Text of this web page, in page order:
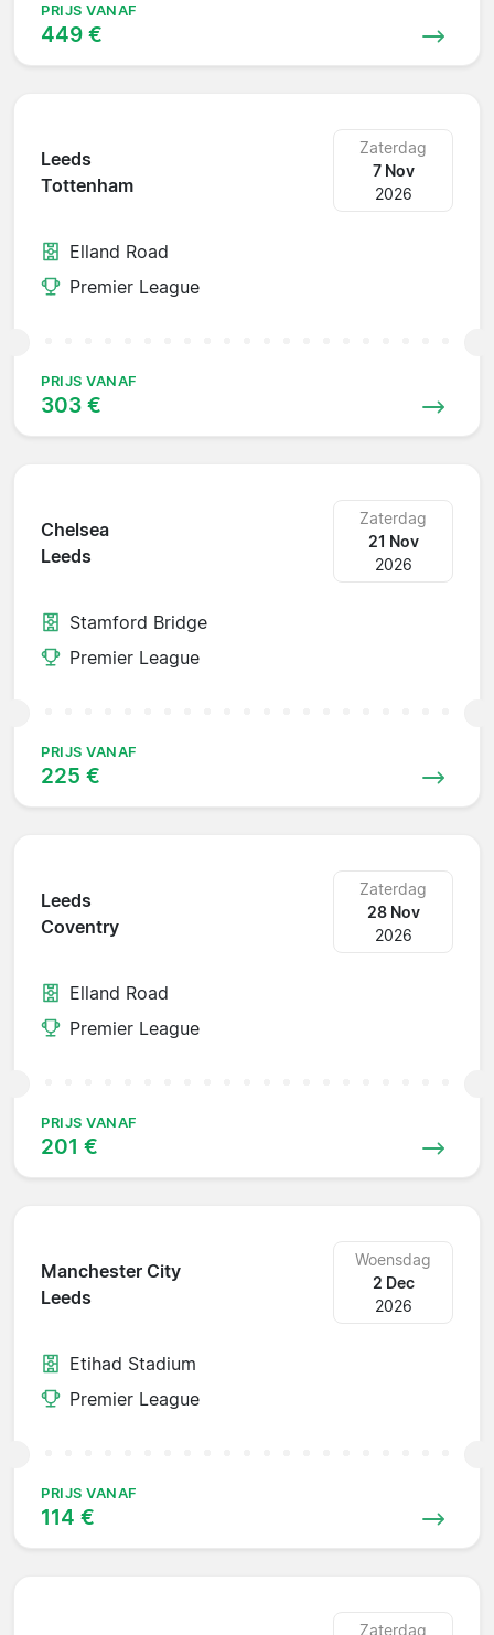
PRIJS VANAF
449 €
Leeds
Tottenham
Zaterdag
7 Nov
2026
Elland Road
Premier League
PRIJS VANAF
303 €
Chelsea
Leeds
Zaterdag
21 Nov
2026
Stamford Bridge
Premier League
PRIJS VANAF
225 €
Leeds
Coventry
Zaterdag
28 Nov
2026
Elland Road
Premier League
PRIJS VANAF
201 €
Manchester City
Leeds
Woensdag
2 Dec
2026
Etihad Stadium
Premier League
PRIJS VANAF
114 €
Zaterdag